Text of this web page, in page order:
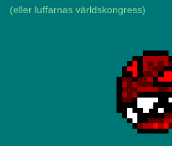
(eller luffarnas världskongress)